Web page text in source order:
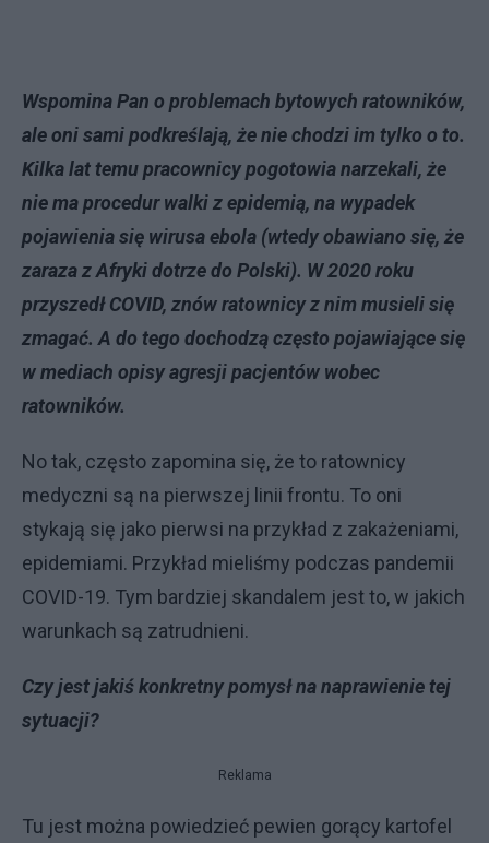
Wspomina Pan o problemach bytowych ratowników,
ale oni sami podkreślają, że nie chodzi im tylko o to.
Kilka lat temu pracownicy pogotowia narzekali, że
nie ma procedur walki z epidemią, na wypadek
pojawienia się wirusa ebola (wtedy obawiano się, że
zaraza z Afryki dotrze do Polski). W 2020 roku
przyszedł COVID, znów ratownicy z nim musieli się
zmagać. A do tego dochodzą często pojawiające się
w mediach opisy agresji pacjentów wobec
ratowników.
No tak, często zapomina się, że to ratownicy
medyczni są na pierwszej linii frontu. To oni
stykają się jako pierwsi na przykład z zakażeniami,
epidemiami. Przykład mieliśmy podczas pandemii
COVID-19. Tym bardziej skandalem jest to, w jakich
warunkach są zatrudnieni.
Czy jest jakiś konkretny pomysł na naprawienie tej
sytuacji?
Reklama
Tu jest można powiedzieć pewien gorący kartofel